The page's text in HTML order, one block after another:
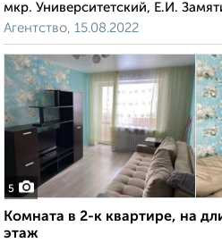
мкр. Университетский, Е.И.
Агентство, 15.08.2022
5
Комната в 2-к квартире, на
этаж